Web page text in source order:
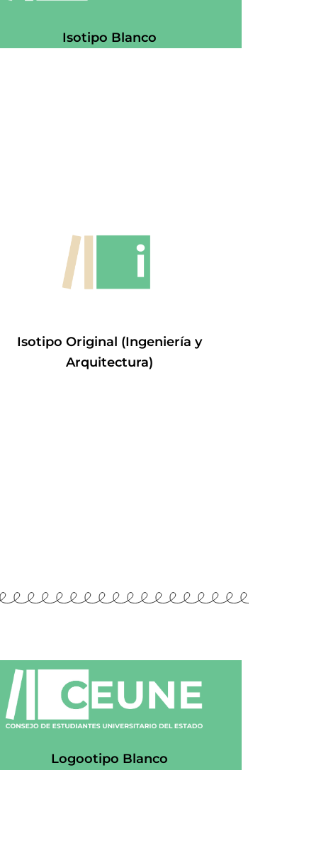
Isotipo Blanco
Isotipo Original (Ingeniería y
Arquitectura)
Logootipo Blanco